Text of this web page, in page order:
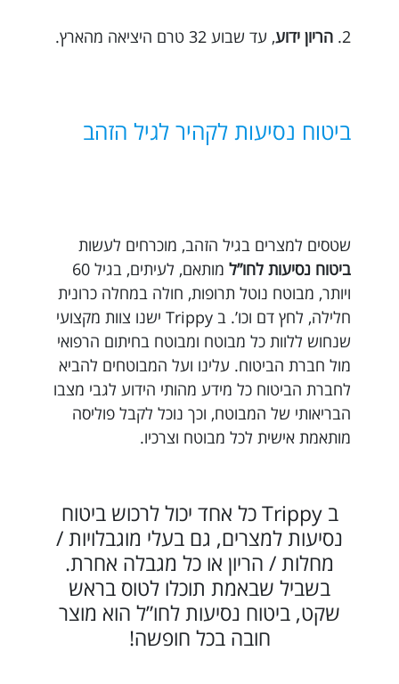
2. הריון ידוע, עד שבוע 32 טרם היציאה מהארץ.
ביטוח נסיעות לקהיר לגיל הזהב
שטסים למצרים בגיל הזהב, מוכרחים לעשות
ביטוח נסיעות לחו”ל
מותאם, לעיתים, בגיל 60
ויותר, מבוטח נוטל תרופות, חולה במחלה כרונית
חלילה, לחץ דם וכו’. ב Trippy ישנו צוות מקצועי
שנחוש ללוות כל מבוטח ומבוטח בחיתום הרפואי
מול חברת הביטוח. עלינו ועל המבוטחים להביא
לחברת הביטוח כל מידע מהותי הידוע לגבי מצבו
הבריאותי של המבוטח, וכך נוכל לקבל פוליסה
מותאמת אישית לכל מבוטח וצרכיו.
ב Trippy כל אחד יכול לרכוש ביטוח
נסיעות למצרים, גם בעלי מוגבלויות /
מחלות / הריון או כל מגבלה אחרת.
בשביל שבאמת תוכלו לטוס בראש
שקט, ביטוח נסיעות לחו”ל הוא מוצר
חובה בכל חופשה!